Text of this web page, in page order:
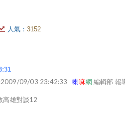
人氣： 3152
:2009/09/03 23:42:33喇嘛網編輯部 報
高雄對談12